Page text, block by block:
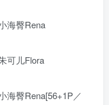
海臀Rena
可儿Flora
海臀Rena[56+1P／